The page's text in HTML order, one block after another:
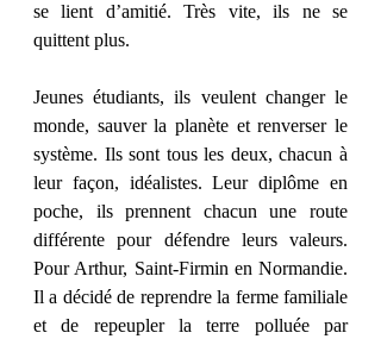
se lient d’amitié. Très vite, ils ne se
quittent plus.
Jeunes étudiants, ils veulent changer le
monde, sauver la planète et renverser le
système. Ils sont tous les deux, chacun à
leur façon, idéalistes. Leur diplôme en
poche, ils prennent chacun une route
différente pour défendre leurs valeurs.
Pour Arthur, Saint-Firmin en Normandie.
Il a décidé de reprendre la ferme familiale
et de repeupler la terre polluée par